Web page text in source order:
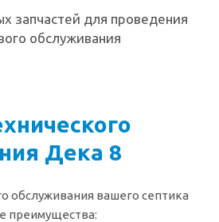
запчастей для проведения
обслуживания
Дека 8
обслуживания вашего септика
преимущества: